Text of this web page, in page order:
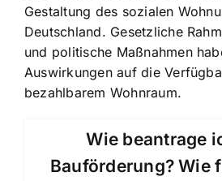
Gestaltung des sozialen
Deutschland. Gesetzliche
und politische Maßnahmen
Auswirkungen auf die
bezahlbarem Wohnraum.
Wie beantrage
Bauförderung? Wie